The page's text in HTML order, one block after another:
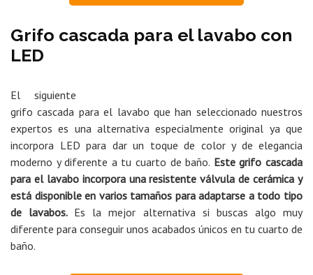
Grifo cascada para el lavabo con
LED
El siguiente
grifo cascada para el lavabo que han seleccionado nuestros
expertos es una alternativa especialmente original ya que
incorpora LED para dar un toque de color y de elegancia
moderno y diferente a tu cuarto de baño. Este grifo cascada
para el lavabo incorpora una resistente válvula de cerámica y
está disponible en varios tamaños para adaptarse a todo tipo
de lavabos. Es la mejor alternativa si buscas algo muy
diferente para conseguir unos acabados únicos en tu cuarto de
baño.